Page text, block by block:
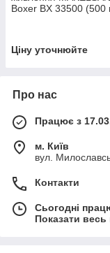
Boxer BX 33500 (500
Ціну уточнюйте
Про нас
Працює з
м. Київ
вул.
Контакти
Сьогодні
Показати весь